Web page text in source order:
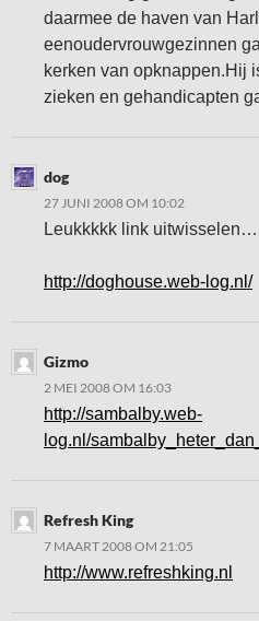
daarmee de haven van
eenoudervrouwgezinnen
kerken van opknappen.Hij
zieken en gehandicapten
dog
27 JUNI 2008 OM 10:02
Leukkkkk link uitwisselen…
http://doghouse.web-log.nl/
Gizmo
2 MEI 2008 OM 16:03
http://sambalby.web-
log.nl/
Refresh King
7 MAART 2008 OM 21:05
http://www.refreshking.nl